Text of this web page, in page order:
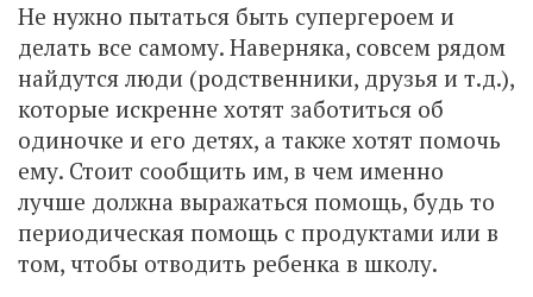
Не нужно пытаться быть супергероем и
делать все самому. Наверняка, совсем рядом
найдутся люди (родственники, друзья и т.д.),
которые искренне хотят заботиться об
одиночке и его детях, а также хотят помочь
ему. Стоит сообщить им, в чем именно
лучше должна выражаться помощь, будь то
периодическая помощь с продуктами или в
том, чтобы отводить ребенка в школу.